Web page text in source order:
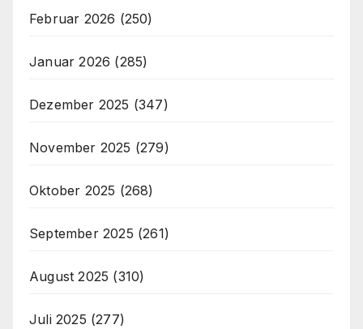
Februar 2026 (250)
Januar 2026 (285)
Dezember 2025 (347)
November 2025 (279)
Oktober 2025 (268)
September 2025 (261)
August 2025 (310)
Juli 2025 (277)